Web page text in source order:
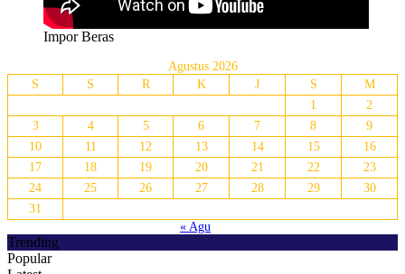
Impor Beras
Agustus 2026
S
S R K J S
M
1
2
3
4 5 6 7 8
9
10
11 12 13 14 15
16
17
18 19 20 21 22
23
24
25 26 27 28 29
30
31
« Agu
Trending
Popular